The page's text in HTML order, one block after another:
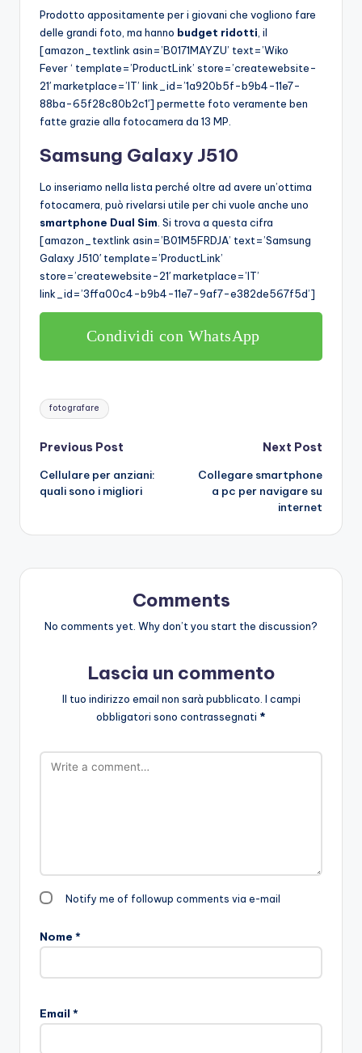
Prodotto appositamente per i giovani che vogliono fare
delle grandi foto, ma hanno budget ridotti, il
[amazon_textlink asin=’B0171MAYZU’ text=’Wiko
Fever ‘ template=’ProductLink’ store=’createwebsite-
21′ marketplace=’IT’ link_id=’1a920b5f-b9b4-11e7-
88ba-65f28c80b2c1′] permette foto veramente ben
fatte grazie alla fotocamera da 13 MP.
Samsung Galaxy J510
Lo inseriamo nella lista perché oltre ad avere un’ottima
fotocamera, può rivelarsi utile per chi vuole anche uno
smartphone Dual Sim. Si trova a questa cifra
[amazon_textlink asin=’B01M5FRDJA’ text=’Samsung
Galaxy J510′ template=’ProductLink’
store=’createwebsite-21′ marketplace=’IT’
link_id=’3ffa00c4-b9b4-11e7-9af7-e382de567f5d’]
Condividi con WhatsApp
Tags:
fotografare
Post
navigation
Previous Post
Cellulare per anziani:
quali sono i migliori
Next Post
Collegare smartphone
a pc per navigare su
internet
Comments
No comments yet. Why don’t you start the discussion?
Lascia un commento
Il tuo indirizzo email non sarà pubblicato. I campi
obbligatori sono contrassegnati *
Notify me of followup comments via e-mail
Nome *
Email *